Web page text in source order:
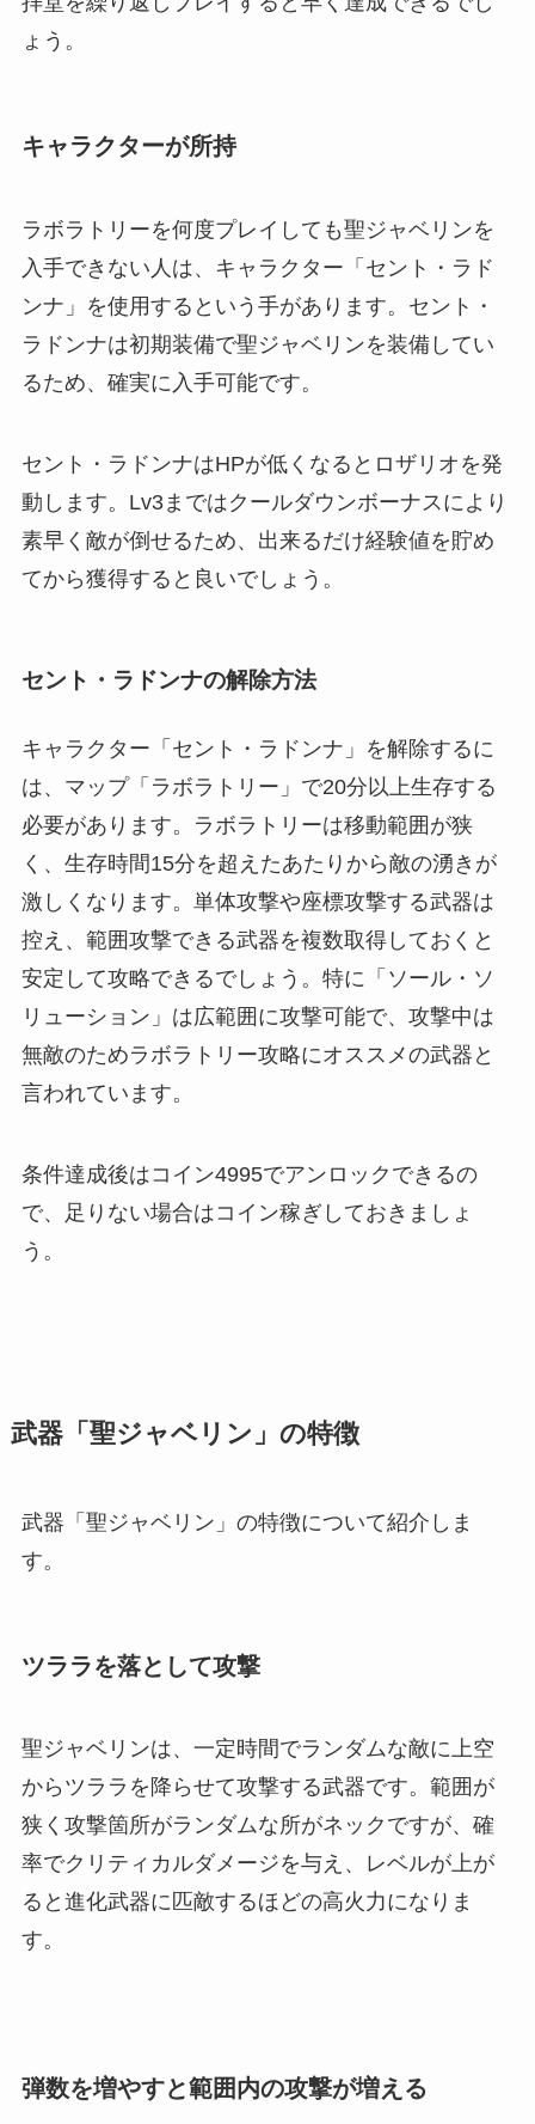
ょう。
キャラクターが所持
ラボラトリーを何度プレイしても聖ジャベリンを
入手できない人は、キャラクター「セント・ラド
ンナ」を使用するという手があります。セント・
ラドンナは初期装備で聖ジャベリンを装備してい
るため、確実に入手可能です。
セント・ラドンナはHPが低くなるとロザリオを発
動します。Lv3まではクールダウンボーナスにより
素早く敵が倒せるため、出来るだけ経験値を貯め
てから獲得すると良いでしょう。
セント・ラドンナの解除方法
キャラクター「セント・ラドンナ」を解除するに
は、マップ「ラボラトリー」で20分以上生存する
必要があります。ラボラトリーは移動範囲が狭
く、生存時間15分を超えたあたりから敵の湧きが
激しくなります。単体攻撃や座標攻撃する武器は
控え、範囲攻撃できる武器を複数取得しておくと
安定して攻略できるでしょう。特に「ソール・ソ
リューション」は広範囲に攻撃可能で、攻撃中は
無敵のためラボラトリー攻略にオススメの武器と
言われています。
条件達成後はコイン4995でアンロックできるの
で、足りない場合はコイン稼ぎしておきましょ
う。
武器「聖ジャベリン」の特徴
武器「聖ジャベリン」の特徴について紹介しま
す。
ツララを落として攻撃
聖ジャベリンは、一定時間でランダムな敵に上空
からツララを降らせて攻撃する武器です。範囲が
狭く攻撃箇所がランダムな所がネックですが、確
率でクリティカルダメージを与え、レベルが上が
ると進化武器に匹敵するほどの高火力になりま
す。
弾数を増やすと範囲内の攻撃が増える